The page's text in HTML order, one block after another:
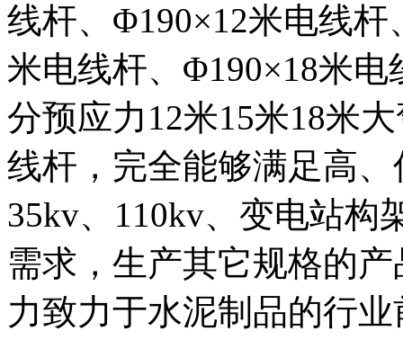
线杆、Φ190×12米电线
米电线杆、Φ190×18米
分预应力12米15米18米
线杆，完全能够满足高
35kv、110kv、变电站构
需求，生产其它规格的
力致力于水泥制品的行